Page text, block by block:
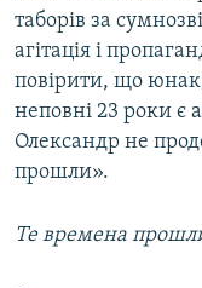
таборів за
агітація і
повірити, що
неповні 23 роки є
Олександр не
прошли».
Те времена